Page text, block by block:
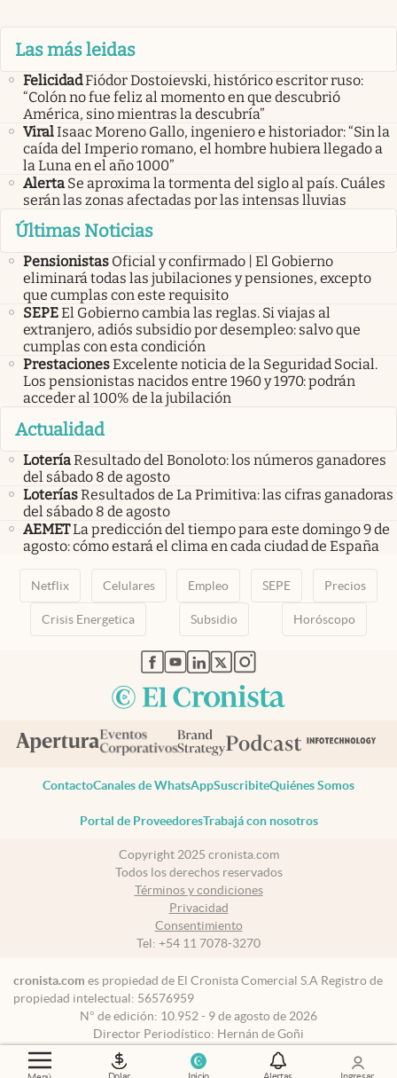
Las más leidas
FelicidadFiódor Dostoievski, histórico escritor ruso:
“Colón no fue feliz al momento en que descubrió
América, sino mientras la descubría”
ViralIsaac Moreno Gallo, ingeniero e historiador: “Sin la
caída del Imperio romano, el hombre hubiera llegado a
la Luna en el año 1000”
Alerta Se aproxima la tormenta del siglo al país. Cuáles
serán las zonas afectadas por las intensas lluvias
Últimas Noticias
Pensionistas Oficial y confirmado | El Gobierno
eliminará todas las jubilaciones y pensiones, excepto
que cumplas con este requisito
SEPEEl Gobierno cambia las reglas. Si viajas al
extranjero, adiós subsidio por desempleo: salvo que
cumplas con esta condición
PrestacionesExcelente noticia de la Seguridad Social.
Los pensionistas nacidos entre 1960 y 1970: podrán
acceder al 100% de la jubilación
Actualidad
LoteríaResultado del Bonoloto: los números ganadores
del sábado 8 de agosto
LoteríasResultados de La Primitiva: las cifras ganadoras
del sábado 8 de agosto
AEMETLa predicción del tiempo para este domingo 9 de
agosto: cómo estará el clima en cada ciudad de España
Netflix Celulares Empleo SEPE Precios
Crisis Energetica Subsidio Horóscopo
abre en nueva pestaña
abre en nueva pestaña
abre en nueva pestaña
abre en nueva pestaña
abre en nueva pestaña
ContactoCanales de WhatsAppSuscribiteQuiénes Somos
Portal de ProveedoresTrabajá con nosotros
Copyright 2025 cronista.com
Todos los derechos reservados
Términos y condiciones
Privacidad
Consentimiento
Tel: +54 11 7078-3270
cronista.com es propiedad de El Cronista Comercial S.A Registro de
propiedad intelectual: 56576959
N° de edición: 10.952 - 9 de agosto de 2026
Director Periodístico: Hernán de Goñi